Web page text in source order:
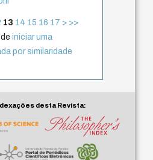
13 14 15 16 17 > >>
iniciar uma
por similaridade
desta Revista: